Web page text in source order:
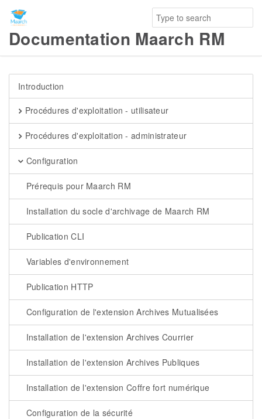
Documentation Maarch RM
Introduction
Procédures d'exploitation - utilisateur
Procédures d'exploitation - administrateur
Configuration
Prérequis pour Maarch RM
Installation du socle d'archivage de Maarch RM
Publication CLI
Variables d'environnement
Publication HTTP
Configuration de l'extension Archives Mutualisées
Installation de l'extension Archives Courrier
Installation de l'extension Archives Publiques
Installation de l'extension Coffre fort numérique
Configuration de la sécurité